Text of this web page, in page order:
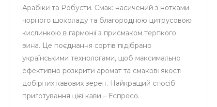
Арабіки та Робусти. Смак: насичений з нотками
чорного шоколаду та благородною цитрусовою
кислинкою в гармонії з присмаком терпкого
вина. Це поєднання сортів підібрано
українськими технологами, щоб максимально
ефективно розкрити аромат та смакові якості
добірних кавових зерен. Найкращий спосіб
приготування цієї кави – Еспресо.